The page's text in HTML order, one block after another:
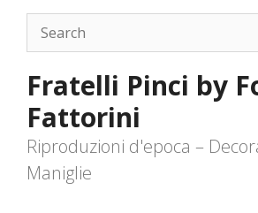
Fratelli Pinci by
Fattorini
Riproduzioni d'epoca –
Maniglie